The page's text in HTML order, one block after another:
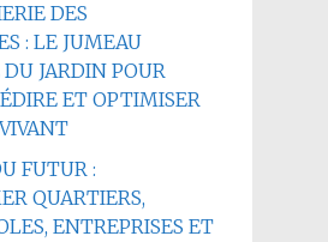
DES
: LE JUMEAU
JARDIN POUR
ET OPTIMISER
FUTUR :
QUARTIERS,
ENTREPRISES ET